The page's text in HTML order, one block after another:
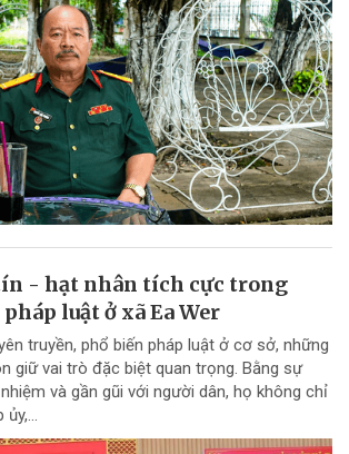
- hạt nhân tích cực trong
luật ở xã Ea Wer
truyền, phổ biến pháp luật ở cơ sở, những
giữ vai trò đặc biệt quan trọng. Bằng sự
và gần gũi với người dân, họ không chỉ